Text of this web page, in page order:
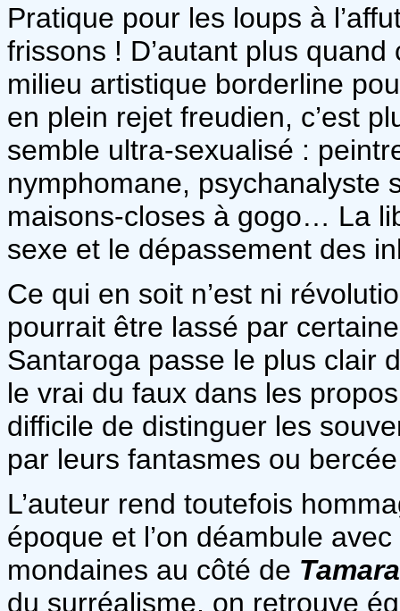
Pratique pour les loups à
frissons ! D’autant plus
milieu artistique borderline
en plein rejet freudien, c’est
semble ultra-sexualisé :
nymphomane, psychanalyste
maisons-closes à gogo… La
sexe et le dépassement des
Ce qui en soit n’est ni
pourrait être lassé par
Santaroga passe le plus clair
le vrai du faux dans les
difficile de distinguer les
par leurs fantasmes ou
L’auteur rend toutefois
époque et l’on déambule
mondaines au côté de
du surréalisme, on retrouve